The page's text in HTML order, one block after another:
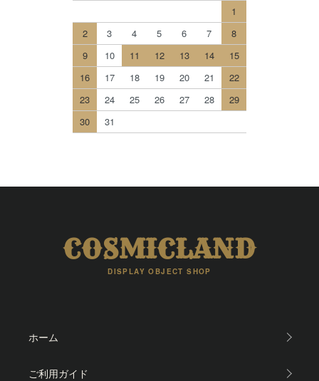
1
2
3 4 5 6 7
8
9
10 11 12 13 14
15
16
17 18 19 20 21
22
23
24 25 26 27 28
29
30
31
COSMICLAND
DISPLAY OBJECT SHOP
ホーム
ご利用ガイド